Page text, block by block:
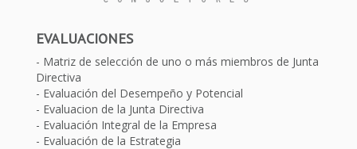
EVALUACIONES
Matriz de selección de uno o más miembros de Junta
Directiva
Evaluación del Desempeño y Potencial
Evaluacion de la Junta Directiva
Evaluación Integral de la Empresa
Evaluación de la Estrategia